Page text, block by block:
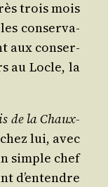
trois mois
conser­va­
aux conser­
au Locle, la
de la Chaux-
lui, avec
simple chef
d’en­tendre